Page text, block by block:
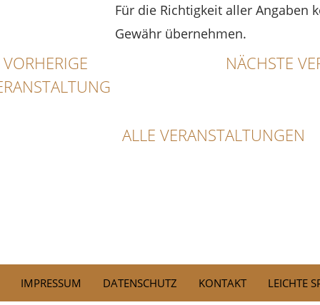
Für die Richtigkeit aller Angaben
Gewähr übernehmen.
VORHERIGE
NÄCHSTE
ALLE VERANSTALTUNGEN
IMPRESSUM DATENSCHUTZ KONTAKT LEICHTE